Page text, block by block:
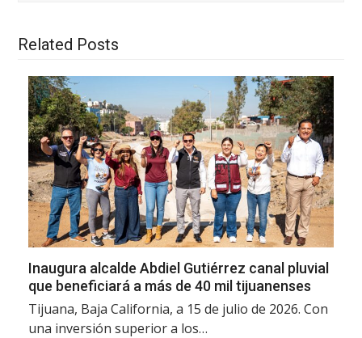
Related Posts
Inaugura alcalde Abdiel Gutiérrez canal pluvial
que beneficiará a más de 40 mil tijuanenses
Tijuana, Baja California, a 15 de julio de 2026. Con
una inversión superior a los…